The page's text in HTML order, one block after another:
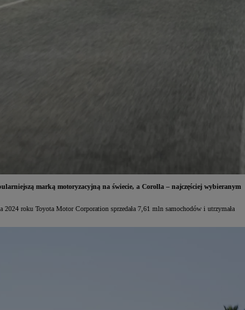
marką motoryzacyjną na świecie, a Corolla – najczęściej wybieranym
roku Toyota Motor Corporation sprzedała 7,61 mln samochodów i utrzymała